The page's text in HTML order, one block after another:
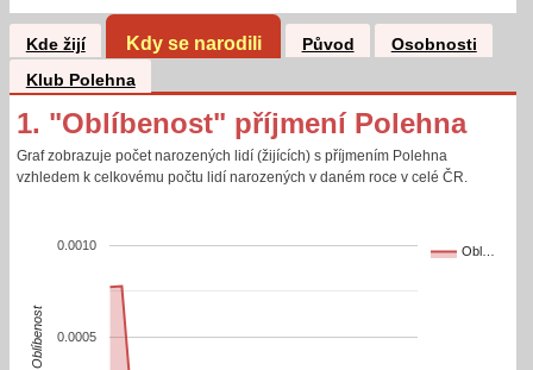
Kde žijí Kdy se narodili Původ
Osobnosti
Klub Polehna
1. "Oblíbenost" příjmení Polehna
Graf zobrazuje počet narozených lidí (žijících) s příjmením Polehna
vzhledem k celkovému počtu lidí narozených v daném roce v celé ČR.
Obl…
0.0005
0.0010
Oblíbenost